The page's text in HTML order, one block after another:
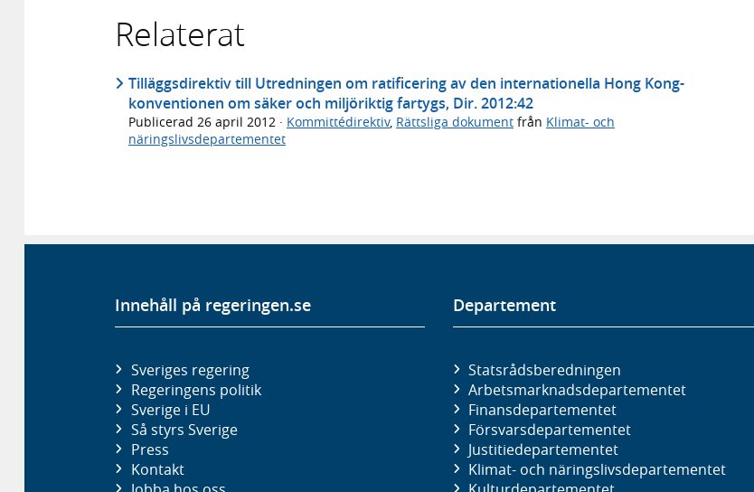
Relaterat
Tilläggsdirektiv till Utredningen om ratificering av den internationella Hong Kong-
konventionen om säker och miljöriktig fartygs, Dir. 2012:42
Publicerad 26 april 2012 · Kommittédirektiv, Rättsliga dokument från Klimat- och
näringslivsdepartementet
Innehåll på regeringen.se
Sveriges regering
Regeringens politik
Sverige i EU
Så styrs Sverige
Press
Kontakt
Departement
Statsrådsberedningen
Arbetsmarknads­departementet
Finans­departementet
Försvars­departementet
Justitie­departementet
Klimat- och näringslivs­departementet